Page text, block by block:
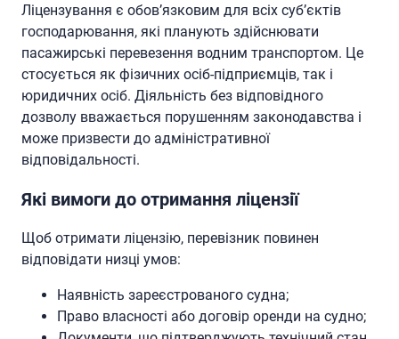
Ліцензування є обов’язковим для всіх суб’єктів
господарювання, які планують здійснювати
пасажирські перевезення водним транспортом. Це
стосується як фізичних осіб-підприємців, так і
юридичних осіб. Діяльність без відповідного
дозволу вважається порушенням законодавства і
може призвести до адміністративної
відповідальності.
Які вимоги до отримання ліцензії
Щоб отримати ліцензію, перевізник повинен
відповідати низці умов:
Наявність зареєстрованого судна;
Право власності або договір оренди на судно;